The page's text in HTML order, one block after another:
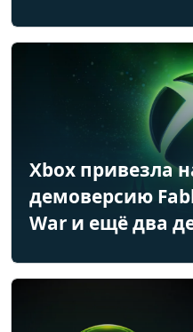
Xbox привезла
демоверсию
War и ещё два